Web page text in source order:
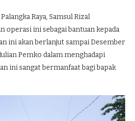
Raya, Samsul Rizal
operasi ini sebagai bantuan kepada
ini akan berlanjut sampai Desember
Pemko dalam menghadapi
ini sangat bermanfaat bagi bapak